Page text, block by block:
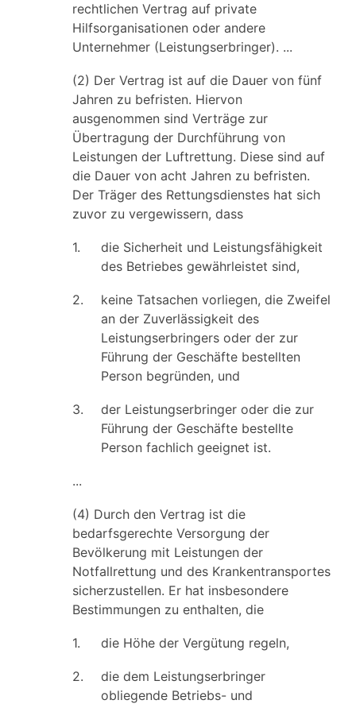
rechtlichen Vertrag auf private
Hilfsorganisationen oder andere
Unternehmer (Leistungserbringer). ...
(2) Der Vertrag ist auf die Dauer von fünf
Jahren zu befristen. Hiervon
ausgenommen sind Verträge zur
Übertragung der Durchführung von
Leistungen der Luftrettung. Diese sind auf
die Dauer von acht Jahren zu befristen.
Der Träger des Rettungsdienstes hat sich
zuvor zu vergewissern, dass
1.
die Sicherheit und Leistungsfähigkeit
des Betriebes gewährleistet sind,
2.
keine Tatsachen vorliegen, die Zweifel
an der Zuverlässigkeit des
Leistungserbringers oder der zur
Führung der Geschäfte bestellten
Person begründen, und
3. der Leistungserbringer oder die zur
Führung der Geschäfte bestellte
Person fachlich geeignet ist.
...
(4) Durch den Vertrag ist die
bedarfsgerechte Versorgung der
Bevölkerung mit Leistungen der
Notfallrettung und des Krankentransportes
sicherzustellen. Er hat insbesondere
Bestimmungen zu enthalten, die
1. die Höhe der Vergütung regeln,
2. die dem Leistungserbringer
obliegende Betriebs- und